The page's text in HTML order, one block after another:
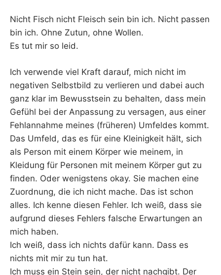
Nicht Fisch nicht Fleisch sein bin ich. Nicht passen
bin ich. Ohne Zutun, ohne Wollen.
Es tut mir so leid.
Ich verwende viel Kraft darauf, mich nicht im
negativen Selbstbild zu verlieren und dabei auch
ganz klar im Bewusstsein zu behalten, dass mein
Gefühl bei der Anpassung zu versagen, aus einer
Fehlannahme meines (früheren) Umfeldes kommt.
Das Umfeld, das es für eine Kleinigkeit hält, sich
als Person mit einem Körper wie meinem, in
Kleidung für Personen mit meinem Körper gut zu
finden. Oder wenigstens okay. Sie machen eine
Zuordnung, die ich nicht mache. Das ist schon
alles. Ich kenne diesen Fehler. Ich weiß, dass sie
aufgrund dieses Fehlers falsche Erwartungen an
mich haben.
Ich weiß, dass ich nichts dafür kann. Dass es
nichts mit mir zu tun hat.
Ich muss ein Stein sein, der nicht nachgibt. Der